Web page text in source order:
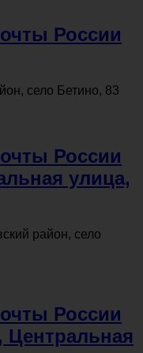
России
село Бетино, 83
России
улица,
район, село
России
Центральная